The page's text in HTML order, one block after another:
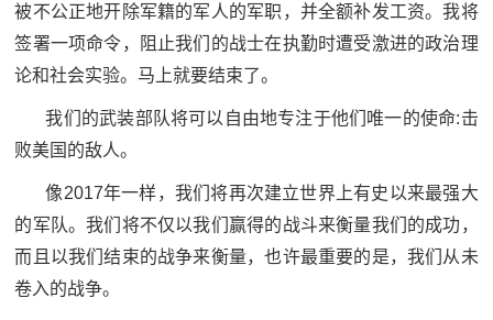
被不公正地开除军籍的军人的军职，并全额补发工资。我将
签署一项命令，阻止我们的战士在执勤时遭受激进的政治理
论和社会实验。马上就要结束了。
我们的武装部队将可以自由地专注于他们唯一的使命:击
败美国的敌人。
像2017年一样，我们将再次建立世界上有史以来最强大
的军队。我们将不仅以我们赢得的战斗来衡量我们的成功，
而且以我们结束的战争来衡量，也许最重要的是，我们从未
卷入的战争。